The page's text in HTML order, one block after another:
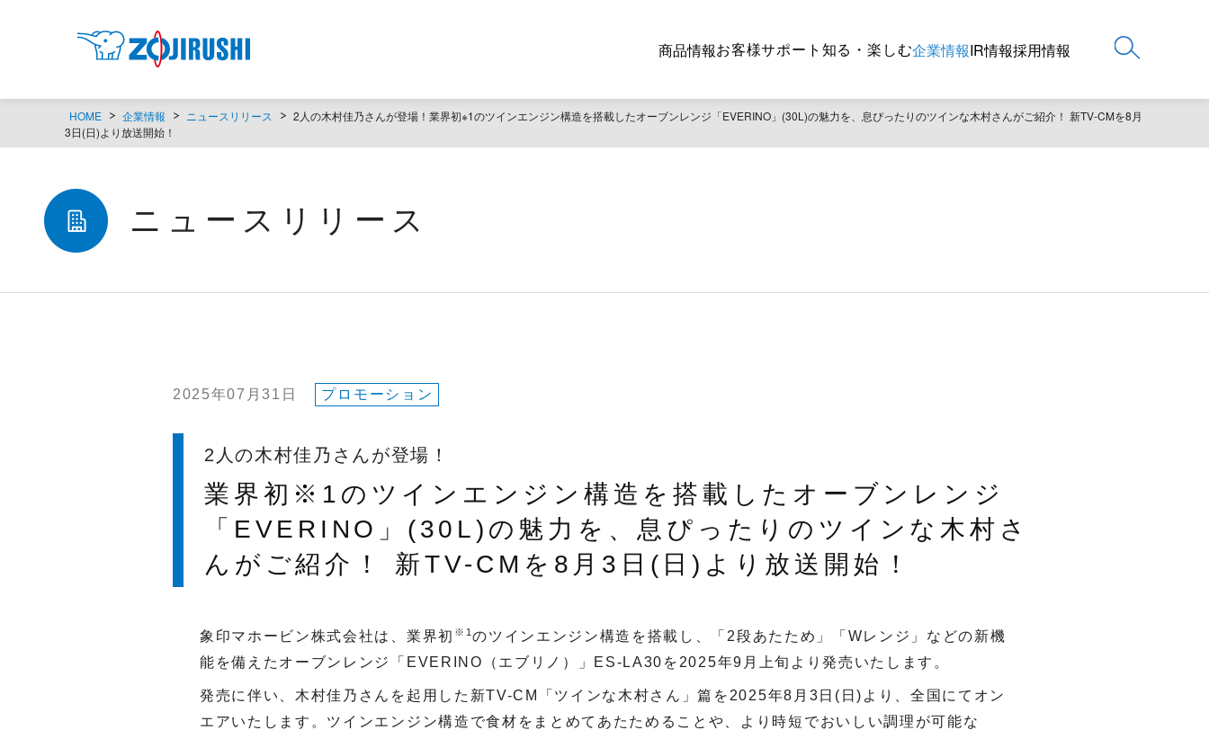
商品情報お客様サポート 知る・楽しむ企業情報IR情報採用情報
HOME 企業情報 ニュースリリース
2人の木村佳乃さんが登場！業界初※1のツインエンジン構造を搭載したオーブンレンジ「EVERINO」(30L)の魅力を、息ぴったりのツインな木村さんがご紹介！ 新TV-CMを8月
3日(日)より放送開始！
ニュースリリース
2025年07月31日 プロモーション
2人の木村佳乃さんが登場！
業界初※1のツインエンジン構造を搭載したオーブンレンジ
「EVERINO」(30L)の魅力を、息ぴったりのツインな木村さ
んがご紹介！ 新TV-CMを8月3日(日)より放送開始！
象印マホービン株式会社は、業界初 ※ 1のツインエンジン構造を搭載し、「2段あたため」「Wレンジ」などの新機
能を備えたオーブンレンジ「EVERINO（エブリノ）」ES-LA30を2025年9月上旬より発売いたします。
発売に伴い、木村佳乃さんを起用した新TV-CM「ツインな木村さん」篇を2025年8月3日(日)より、全国にてオン
エアいたします。ツインエンジン構造で食材をまとめてあたためることや、より時短でおいしい調理が可能な